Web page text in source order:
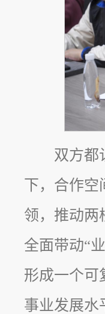
双方都
下，合作空
领，推动两
全面带动“
形成一个可
事业发展水